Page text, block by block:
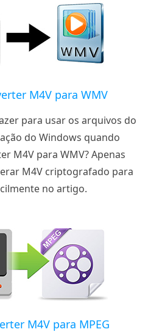
M4V para WMV
para usar os arquivos do
do Windows quando
M4V para WMV? Apenas
M4V criptografado para
no artigo.
M4V para MPEG